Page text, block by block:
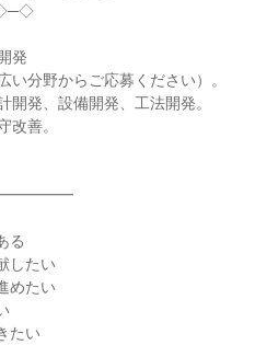
発
い分野からご応募ください）。
発、設備開発、工法開発。
改善。
る
したい
めたい
たい